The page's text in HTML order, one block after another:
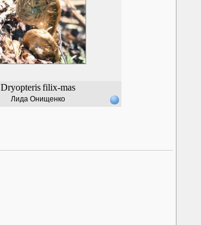
Dryopteris filix-mas
Лида Онищенко